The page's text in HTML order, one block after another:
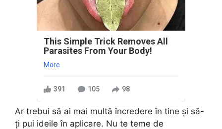
This Simple Trick Removes All
Parasites From Your Body!
More
391 105 98
Ar trebui să ai mai multă încredere în tine și să-
ți pui ideile în aplicare. Nu te teme de